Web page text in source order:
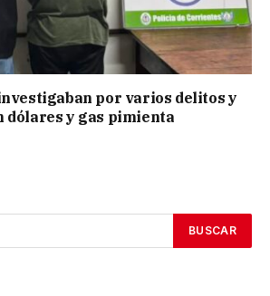
por varios delitos y
dólares y gas pimienta